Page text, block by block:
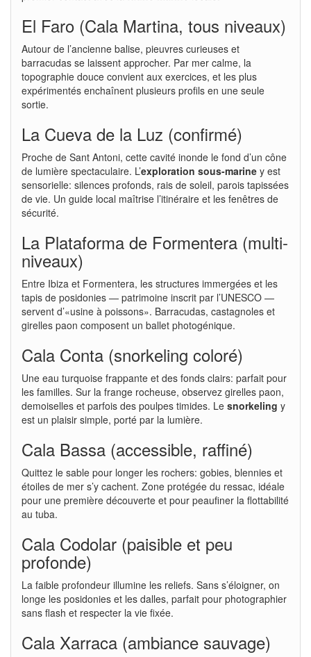
El Faro (Cala Martina, tous niveaux)
Autour de l’ancienne balise, pieuvres curieuses et
barracudas se laissent approcher. Par mer calme, la
topographie douce convient aux exercices, et les plus
expérimentés enchaînent plusieurs profils en une seule
sortie.
La Cueva de la Luz (confirmé)
Proche de Sant Antoni, cette cavité inonde le fond d’un cône
de lumière spectaculaire. L’exploration sous-marine y est
sensorielle: silences profonds, rais de soleil, parois tapissées
de vie. Un guide local maîtrise l’itinéraire et les fenêtres de
sécurité.
La Plataforma de Formentera (multi-
niveaux)
Entre Ibiza et Formentera, les structures immergées et les
tapis de posidonies — patrimoine inscrit par l’UNESCO —
servent d’«usine à poissons». Barracudas, castagnoles et
girelles paon composent un ballet photogénique.
Cala Conta (snorkeling coloré)
Une eau turquoise frappante et des fonds clairs: parfait pour
les familles. Sur la frange rocheuse, observez girelles paon,
demoiselles et parfois des poulpes timides. Le snorkeling y
est un plaisir simple, porté par la lumière.
Cala Bassa (accessible, raffiné)
Quittez le sable pour longer les rochers: gobies, blennies et
étoiles de mer s’y cachent. Zone protégée du ressac, idéale
pour une première découverte et pour peaufiner la flottabilité
au tuba.
Cala Codolar (paisible et peu
profonde)
La faible profondeur illumine les reliefs. Sans s’éloigner, on
longe les posidonies et les dalles, parfait pour photographier
sans flash et respecter la vie fixée.
Cala Xarraca (ambiance sauvage)